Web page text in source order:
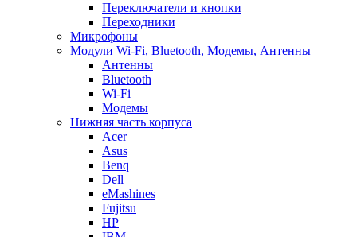
Переключатели и кнопки
Переходники
Микрофоны
Модули Wi-Fi, Bluetooth, Модемы, Антенны
Aнтенны
Bluetooth
Wi-Fi
Модемы
Нижняя часть корпуса
Acer
Asus
Benq
Dell
eMashines
Fujitsu
HP